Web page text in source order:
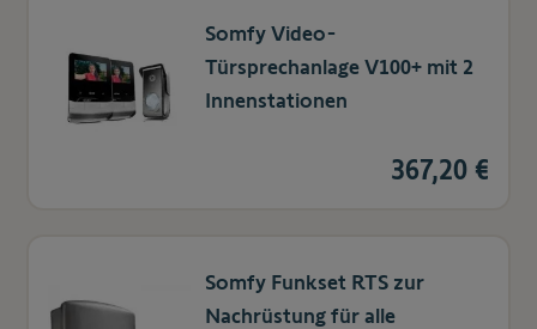
Somfy Video-
Türsprechanlage V100+ mit 2
Innenstationen
367,20 €
Somfy Funkset RTS zur
Nachrüstung für alle